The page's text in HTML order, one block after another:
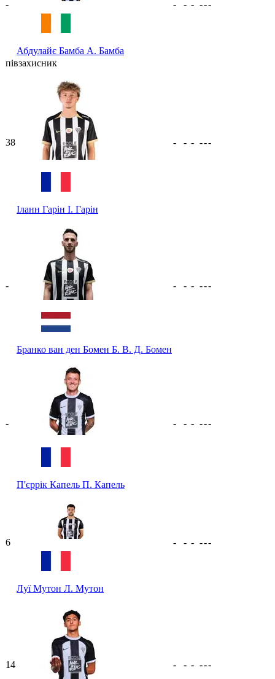
-
Абдулайє Бамба А. Бамба
- - - ---
півзахисник
38
Іланн Гарін І. Гарін
- - - ---
-
Бранко ван ден Бомен Б. В. Д. Бомен
- - - ---
-
П'єррік Капель П. Капель
- - - ---
6
Луї Мутон Л. Мутон
- - - ---
14 - - - ---